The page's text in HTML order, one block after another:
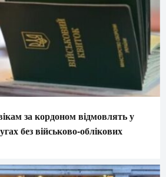
за кордоном відмовлять у
без військово-облікових